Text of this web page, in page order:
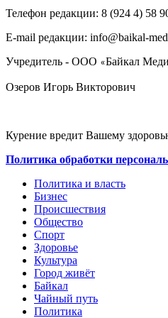
Телефон редакции: ‎‎8 (924 4) 58
E-mail редакции: info@baikal-
Учредитель - ООО «Байкал
Озеров Игорь Викторович
Курение вредит Вашему
Политика обработки
Политика и власть
Бизнес
Происшествия
Общество
Cпорт
Здоровье
Культура
Город живёт
Байкал
Чайный путь
Политика